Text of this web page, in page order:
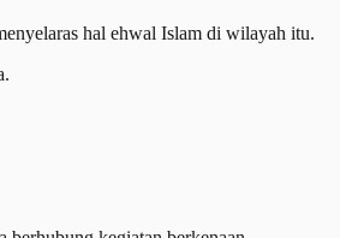
hal ehwal Islam di wilayah itu.